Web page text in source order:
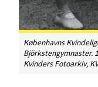
Københavns
Björkstengymnaster.
Kvinders Fotoarkiv,